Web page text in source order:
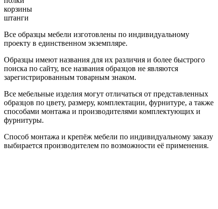
корзины
штанги
Все образцы мебели изготовлены по индивидуальному
проекту в единственном экземпляре.
Образцы имеют названия для их различия и более быстрого
поиска по сайту, все названия образцов не являются
зарегистрированным товарным знаком.
Все мебельные изделия могут отличаться от представленных
образцов по цвету, размеру, комплектации, фурнитуре, а также
способами монтажа и производителями комплектующих и
фурнитуры.
Способ монтажа и крепёж мебели по индивидуальному заказу
выбирается производителем по возможности её применения.